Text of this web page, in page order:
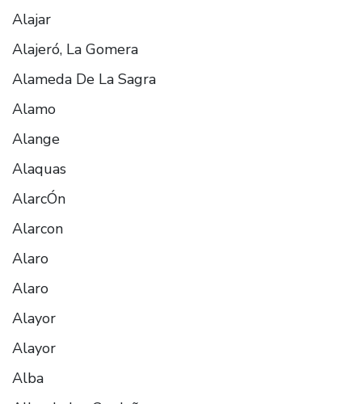
Alajar
Alajeró, La Gomera
Alameda De La Sagra
Alamo
Alange
Alaquas
AlarcÓn
Alarcon
Alaro
Alaro
Alayor
Alayor
Alba